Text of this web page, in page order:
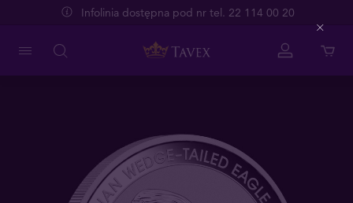
Infolinia dostępna pod nr tel. 22 114 00 20
Close